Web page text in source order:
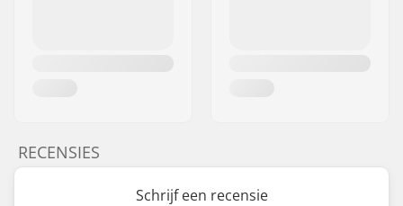
RECENSIES
Schrijf een recensie